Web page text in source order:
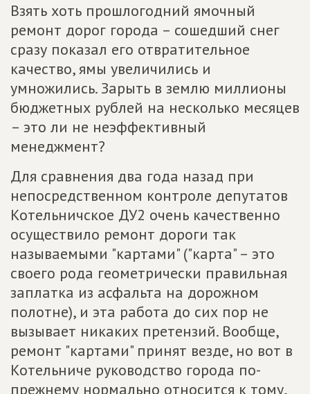
Взять хоть прошлогодний ямочный
ремонт дорог города – сошедший снег
сразу показал его отвратительное
качество, ямы увеличились и
умножились. Зарыть в землю миллионы
бюджетных рублей на несколько месяцев
– это ли не неэффективный
менеджмент?
Для сравнения два года назад при
непосредственном контроле депутатов
Котельничское ДУ2 очень качественно
осуществило ремонт дороги так
называемыми "картами" ("карта" – это
своего рода геометрически правильная
заплатка из асфальта на дорожном
полотне), и эта работа до сих пор не
вызывает никаких претензий. Вообще,
ремонт "картами" принят везде, но вот в
Котельниче руководство города по-
прежнему нормально относится к тому,